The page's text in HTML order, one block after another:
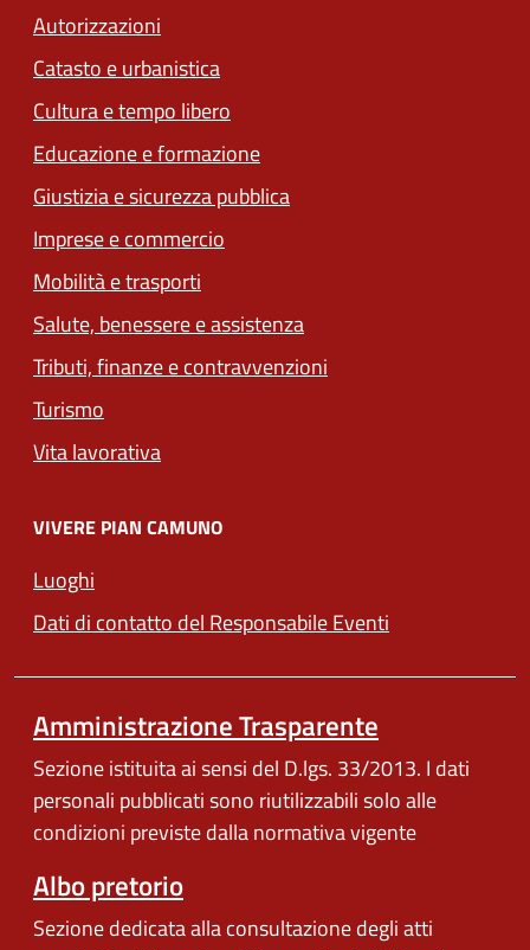
Autorizzazioni
Catasto e urbanistica
Cultura e tempo libero
Educazione e formazione
Giustizia e sicurezza pubblica
Imprese e commercio
Mobilità e trasporti
Salute, benessere e assistenza
Tributi, finanze e contravvenzioni
Turismo
Vita lavorativa
VIVERE PIAN CAMUNO
Luoghi
Dati di contatto del Responsabile Eventi
Amministrazione Trasparente
Sezione istituita ai sensi del D.lgs. 33/2013. I dati
personali pubblicati sono riutilizzabili solo alle
condizioni previste dalla normativa vigente
Albo pretorio
Sezione dedicata alla consultazione degli atti